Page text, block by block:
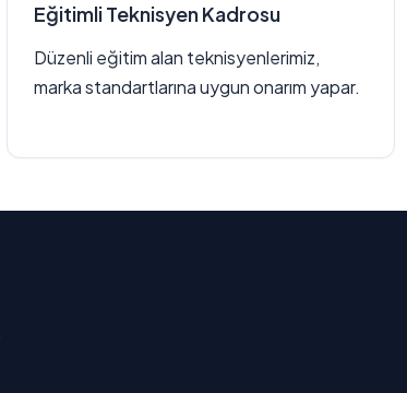
Eğitimli Teknisyen Kadrosu
Düzenli eğitim alan teknisyenlerimiz,
marka standartlarına uygun onarım yapar.